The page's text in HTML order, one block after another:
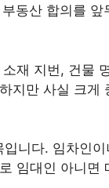
동산 합의를
재 지번, 건물
지만 사실 크게
니다. 임차인
임대인 아니면